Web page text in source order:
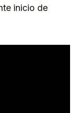
inicio de